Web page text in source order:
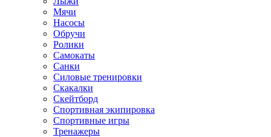
Мячи
Насосы
Обручи
Ролики
Самокаты
Санки
Силовые тренировки
Скакалки
Скейтборд
Спортивная экипировка
Спортивные игры
Тренажеры